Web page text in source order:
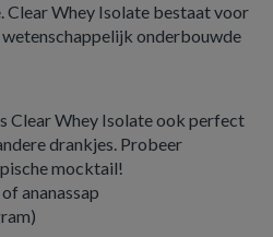
Clear Whey Isolate bestaat voor
wetenschappelijk onderbouwde
Clear Whey Isolate ook perfect
drankjes. Probeer
mocktail!
ananassap